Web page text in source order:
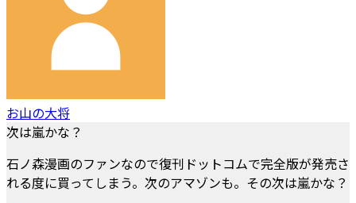
お山の大将
次は嵐かな？
石ノ森漫画のファンなので復刊ドットコムで完全版が発売さ
れる度に買ってしまう。次のアマゾンも。その次は嵐かな？